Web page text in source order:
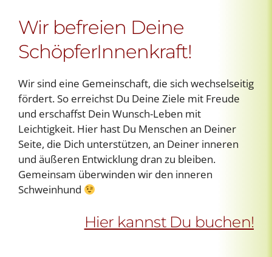
Wir befreien Deine
SchöpferInnenkraft!
Wir sind eine Gemeinschaft, die sich wechselseitig
fördert. So erreichst Du Deine Ziele mit Freude
und erschaffst Dein Wunsch-Leben mit
Leichtigkeit. Hier hast Du Menschen an Deiner
Seite, die Dich unterstützen, an Deiner inneren
und äußeren Entwicklung dran zu bleiben.
Gemeinsam überwinden wir den inneren
Schweinhund
Hier kannst Du buchen!